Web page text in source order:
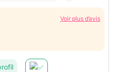
Voir plus d’avis